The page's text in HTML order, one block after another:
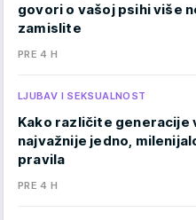
govori o vašoj psihi više
zamislite
PRE 4 H
LJUBAV I SEKSUALNOST
Kako različite generacije
najvažnije jedno,
pravila
PRE 4 H